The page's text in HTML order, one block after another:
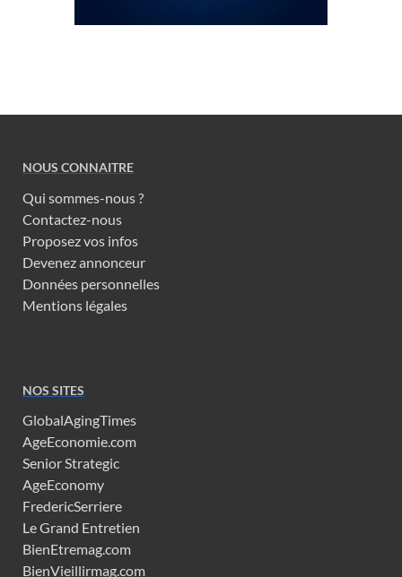
NOUS CONNAITRE
Qui sommes-nous ?
Contactez-nous
Proposez vos infos
Devenez annonceur
Données personnelles
Mentions légales
NOS SITES
GlobalAgingTimes
AgeEconomie.com
Senior Strategic
AgeEconomy
FredericSerriere
Le Grand Entretien
BienEtremag.com
BienVieillirmag.com